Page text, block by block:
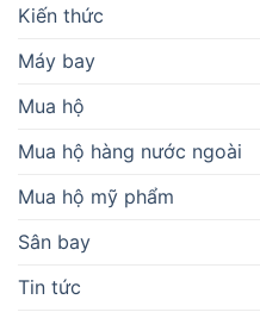
Kiến thức
Máy bay
Mua hộ
Mua hộ hàng nước ngoài
Mua hộ mỹ phẩm
Sân bay
Tin tức